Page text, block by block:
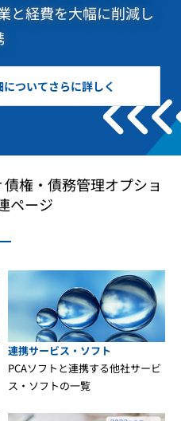
と経費を大幅に削減し
ついてさらに詳しく
権・債務管理オプショ
ページ
連携サービス・ソフト
PCAソフトと連携する他社サービ
ス・ソフトの一覧